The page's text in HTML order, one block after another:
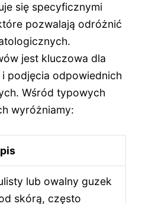
się specyficznymi
pozwalają odróżnić
jest kluczowa dla
i podjęcia odpowiednich
Wśród typowych
wyróżniamy:
lub owalny guzek
skórą, często